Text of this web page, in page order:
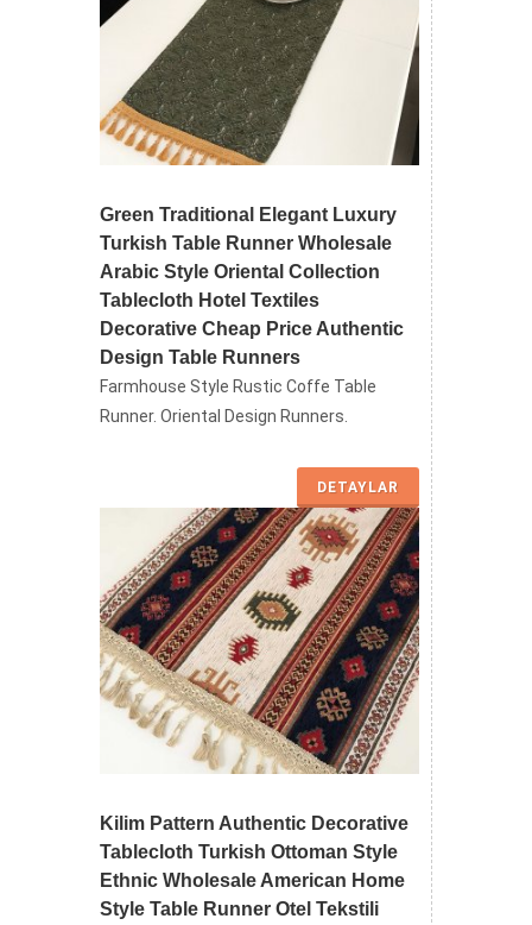
Green Traditional Elegant Luxury
Turkish Table Runner Wholesale
Arabic Style Oriental Collection
Tablecloth Hotel Textiles
Decorative Cheap Price Authentic
Design Table Runners
Farmhouse Style Rustic Coffe Table
Runner. Oriental Design Runners.
DETAYLAR
Kilim Pattern Authentic Decorative
Tablecloth Turkish Ottoman Style
Ethnic Wholesale American Home
Style Table Runner Otel Tekstili